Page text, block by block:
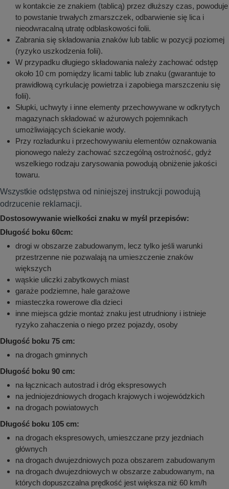
w kontakcie ze znakiem (tablicą) przez dłuższy czas, powoduje
to powstanie trwałych zmarszczek, odbarwienie się lica i
nieodwracalną utratę odblaskowości folii.
Zabrania się składowania znaków lub tablic w pozycji poziomej
(ryzyko uszkodzenia folii).
W przypadku długiego składowania należy zachować odstęp
około 10 cm pomiędzy licami tablic lub znaku (gwarantuje to
prawidłową cyrkulację powietrza i zapobiega marszczeniu się
folii).
Słupki, uchwyty i inne elementy przechowywane w odkrytych
magazynach składować w ażurowych pojemnikach
umożliwiających ściekanie wody.
Przy rozładunku i przechowywaniu elementów oznakowania
pionowego należy zachować szczególną ostrożność, gdyż
wszelkiego rodzaju zarysowania powodują obniżenie jakości
towaru.
Wszystkie odstępstwa od niniejszej instrukcji powodują
odrzucenie reklamacji.
Dostosowywanie wielkości znaku w myśl przepisów:
Długość boku 60cm:
drogi w obszarze zabudowanym, lecz tylko jeśli warunki
przestrzenne nie pozwalają na umieszczenie znaków
większych
wąskie uliczki zabytkowych miast
garaże podziemne, hale garażowe
miasteczka rowerowe dla dzieci
inne miejsca gdzie montaż znaku jest utrudniony i istnieje
ryzyko zahaczenia o niego przez pojazdy, osoby
Długość boku 75 cm:
na drogach gminnych
Długość boku 90 cm:
na łącznicach autostrad i dróg ekspresowych
na jedniojezdniowych drogach krajowych i wojewódzkich
na drogach powiatowych
Długość boku 105 cm:
na drogach ekspresowych, umieszczane przy jezdniach
głównych
na drogach dwujezdniowych poza obszarem zabudowanym
na drogach dwujezdniowych w obszarze zabudowanym, na
których dopuszczalna prędkość jest większa niż 60 km/h